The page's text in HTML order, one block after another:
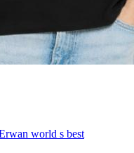
world s best